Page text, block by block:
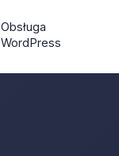
Obsługa
WordPress